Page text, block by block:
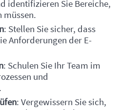
identifizieren Sie Bereiche,
müssen.
: Stellen Sie sicher, dass
Anforderungen der E-
: Schulen Sie Ihr Team im
und
: Vergewissern Sie sich,